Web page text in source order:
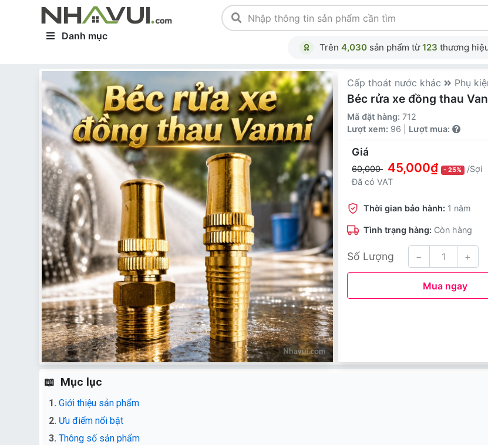
Danh mục
Trên 4,030 sản phẩm từ123 thương
Cấp thoát nước khác Phụ
Béc rửa xe đồng thau
Mã đặt hàng:712
Lượt xem: 96 | Lượt mua:
Giá
60,000 45,000₫ - 25%
/Sợi
Đã có VAT
Thời gian bảo hành: 1 năm
Tình trạng hàng: Còn hàng
Số Lượng − +
Mua ngay
Mục lục
Giới thiệu sản phẩm
Ưu điểm nổi bật
Thông số sản phẩm